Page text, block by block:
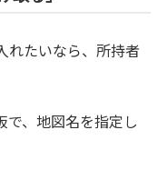
れたいなら、所持者
で、地図名を指定し